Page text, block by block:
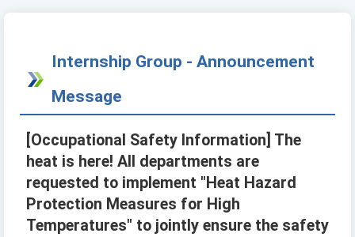
Internship Group - Announcement
Message
[Occupational Safety Information] The
heat is here! All departments are
requested to implement "Heat Hazard
Protection Measures for High
Temperatures" to jointly ensure the safety